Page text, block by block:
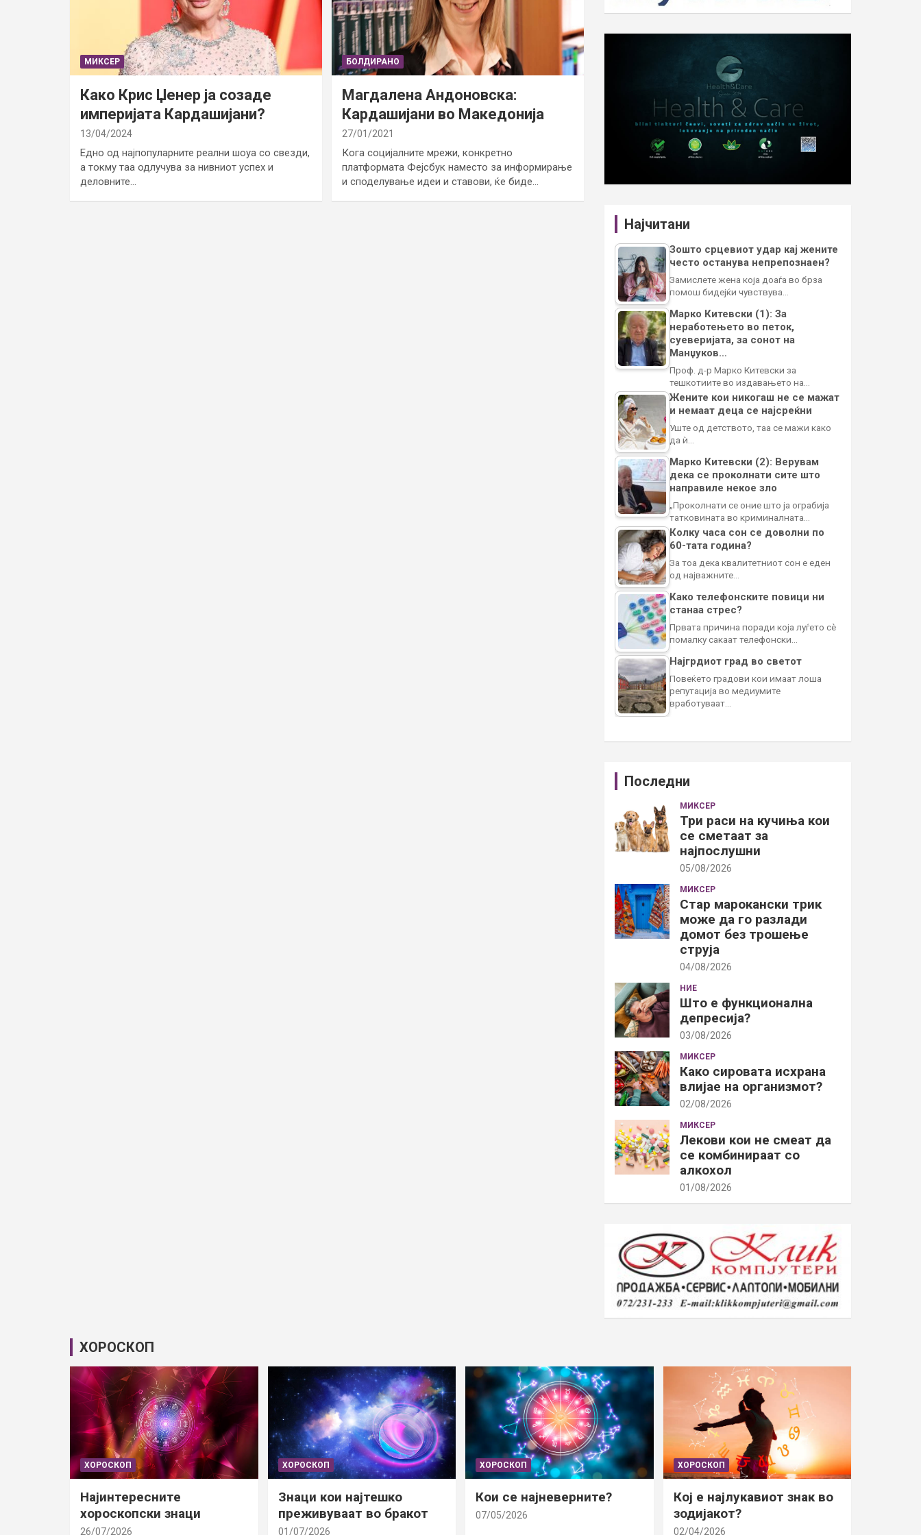
МИКСЕР
Како Крис Џенер ја созаде
империјата Кардашијани?
13/04/2024
Едно од најпопуларните реални шоуа со свезди,
а токму таа одлучува за нивниот успех и
деловните…
БОЛДИРАНО
Магдалена Андоновска:
Кардашијани во Македонија
27/01/2021
Кога социјалните мрежи, конкретно
платформата Фејсбук наместо за информирање
и споделување идеи и ставови, ќе биде…
Најчитани
Зошто срцевиот удар кај жените
често останува непрепознаен?
Замислете жена која доаѓа во брза
помош бидејќи чувствува…
Марко Китевски (1): За
неработењето во петок,
суеверијата, за сонот на
Манџуков…
Проф. д-р Марко Китевски за
тешкотиите во издавањето на…
Жените кои никогаш не се мажат
и немаат деца се најсреќни
Уште од детството, таа се мажи како
да ѝ…
Марко Китевски (2): Верувам
дека се проколнати сите што
направиле некое зло
„Проколнати се оние што ја ограбија
татковината во криминалната…
Колку часа сон се доволни по
60-тата година?
За тоа дека квалитетниот сон е еден
од најважните…
Како телефонските повици ни
станаа стрес?
Првата причина поради која луѓето сè
помалку сакаат телефонски…
Најгрдиот град во светот
Повеќето градови кои имаат лоша
репутација во медиумите
вработуваат…
Последни
МИКСЕР
Три раси на кучиња кои
се сметаат за
најпослушни
05/08/2026
МИКСЕР
Стар марокански трик
може да го разлади
домот без трошење
струја
04/08/2026
НИЕ
Што е функционална
депресија?
03/08/2026
МИКСЕР
Како сировата исхрана
влијае на организмот?
02/08/2026
МИКСЕР
Лекови кои не смеат да
се комбинираат со
алкохол
01/08/2026
ХОРОСКОП
ХОРОСКОП
Најинтересните
хороскопски знаци
26/07/2026
ХОРОСКОП
Знаци кои најтешко
преживуваат во бракот
01/07/2026
ХОРОСКОП
Кои се најневерните?
07/05/2026
ХОРОСКОП
Кој е најлукавиот знак во
зодијакот?
02/04/2026